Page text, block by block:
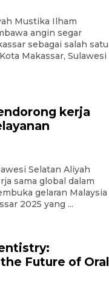
Mustika Ilham
angin segar
sebagai salah satu
Makassar, Sulawesi
kerja
Selatan Aliyah
sama global dalam
gelaran Malaysia
2025 yang ...
Future of Oral
memperingati
Keraton